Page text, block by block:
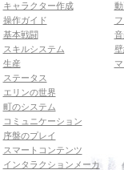
キャラクター作成
操作ガイド
基本戦闘
スキルシステム
生産
ステータス
エリンの世界
町のシステム
コミュニケーション
序盤のプレイ
スマートコンテンツ
インタラクションメーカ